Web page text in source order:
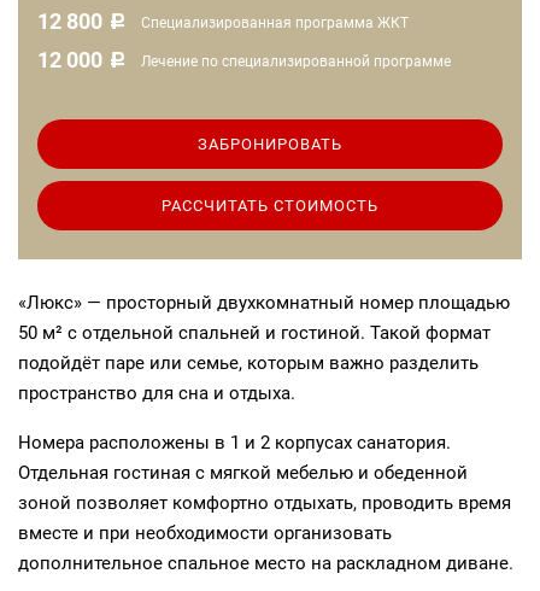
12 800 c Специализированная программа ЖКТ
12 000 c Лечение по специализированной программе
ЗАБРОНИРОВАТЬ
РАССЧИТАТЬ СТОИМОСТЬ
«Люкс» — просторный двухкомнатный номер площадью
50 м² с отдельной спальней и гостиной. Такой формат
подойдёт паре или семье, которым важно разделить
пространство для сна и отдыха.
Номера расположены в 1 и 2 корпусах санатория.
Отдельная гостиная с мягкой мебелью и обеденной
зоной позволяет комфортно отдыхать, проводить время
вместе и при необходимости организовать
дополнительное спальное место на раскладном диване.